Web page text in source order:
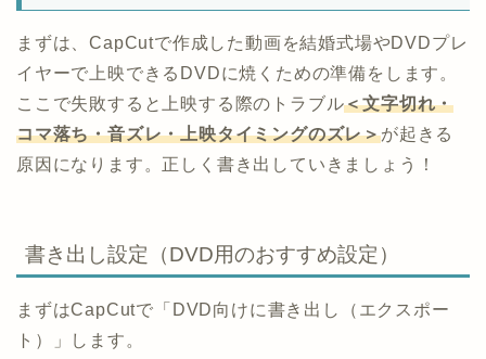
まずは、CapCutで作成した動画を結婚式場やDVDプレ
イヤーで上映できるDVDに焼くための準備をします。
ここで失敗すると上映する際のトラブル＜文字切れ・
コマ落ち・音ズレ・上映タイミングのズレ＞が起きる
原因になります。正しく書き出していきましょう！
書き出し設定（DVD用のおすすめ設定）
まずはCapCutで「DVD向けに書き出し（エクスポー
ト）」します。